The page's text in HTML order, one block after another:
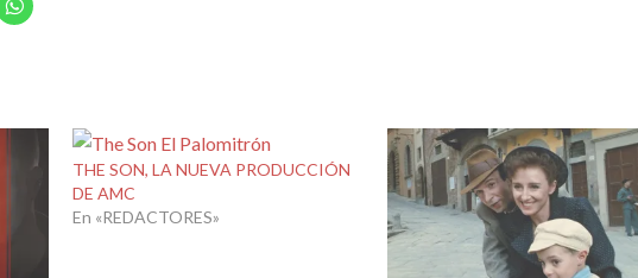
THE SON, LA NUEVA PRODUCCIÓN
DE AMC
En «REDACTORES»